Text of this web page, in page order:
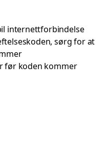
internettforbindelse
sørg for at
før koden kommer